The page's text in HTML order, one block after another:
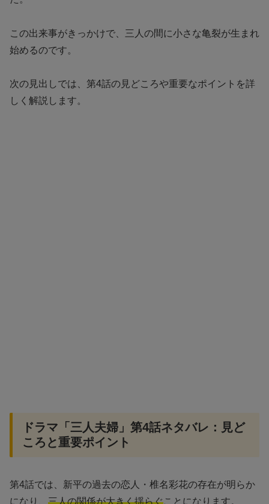
この出来事がきっかけで、三人の間に小さな亀裂が生まれ
始めるのです。
次の見出しでは、第4話の見どころや重要なポイントを詳
しく解説します。
ドラマ「三人夫婦」第4話ネタバレ：見ど
ころと重要ポイント
第4話では、新平の過去の恋人・椎名彩花の存在が明らか
になり、 三人の関係が大きく揺らぐことになります。